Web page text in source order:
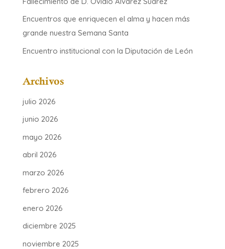
Encuentros que enriquecen el alma y hacen más
grande nuestra Semana Santa
Encuentro institucional con la Diputación de León
Archivos
julio 2026
junio 2026
mayo 2026
abril 2026
marzo 2026
febrero 2026
enero 2026
diciembre 2025
noviembre 2025